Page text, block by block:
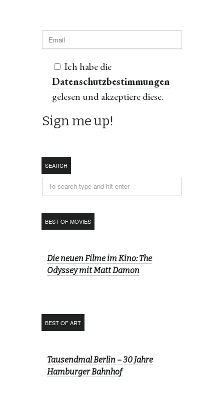
Ich habe die
Datenschutzbestimmungen
gelesen und akzeptiere diese.
SEARCH
BEST OF MOVIES
Die neuen Filme im Kino: The
Odyssey mit Matt Damon
BEST OF ART
Tausendmal Berlin – 30 Jahre
Hamburger Bahnhof